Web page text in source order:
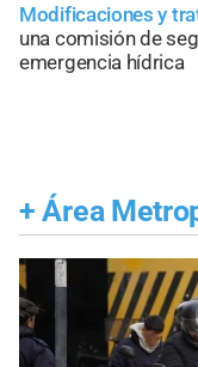
Modificaciones y
una comisión de
emergencia hídrica
+ Área